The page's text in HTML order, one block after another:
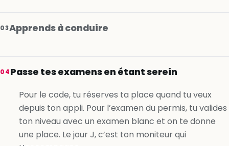
03Apprends à conduire
Je m’inscris gratuitement
04Passe tes examens en étant serein
Pour le code, tu réserves ta place quand tu veux
depuis ton appli. Pour l’examen du permis, tu valides
ton niveau avec un examen blanc et on te donne
une place. Le jour J, c’est ton moniteur qui